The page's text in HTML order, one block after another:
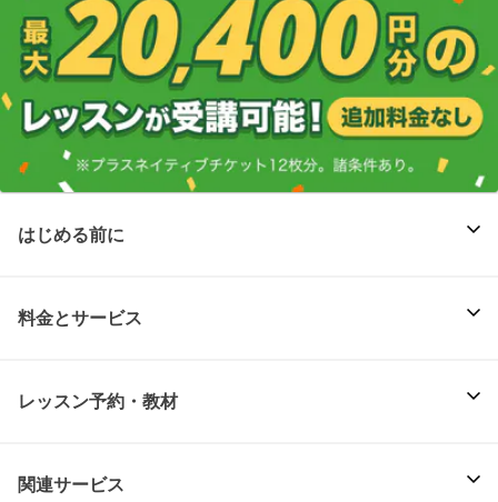
はじめる前に
料金とサービス
レッスン予約・教材
関連サービス